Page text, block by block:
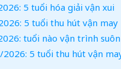
5 tuổi hóa giải vận xui
5 tuổi thu hút vận may
tuổi nào vận trình suôn
5 tuổi thu hút vận